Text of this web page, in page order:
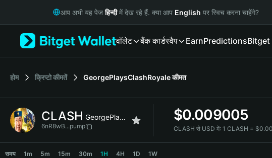
Русский
Italiano
简体中文
繁體中文
Bahasa Indonesia
आप अभी यह पेजहिन्दीमें देख रहे हैं. क्या आप English पर स्विच करना चाहेंगे?
वॉलेट बैंक कार्डस्वैप EarnPredictionsBitget
होम क्रिप्टो कीमतें GeorgePlaysClashRoyaleकीमत
CLASH GeorgePlaysClashRoyale
6nR8wB...pump
$0.009005
CLASH से USD में: 1 CLASH =
समय 1m 5m 15m 30m 1H 4H 1D 1W